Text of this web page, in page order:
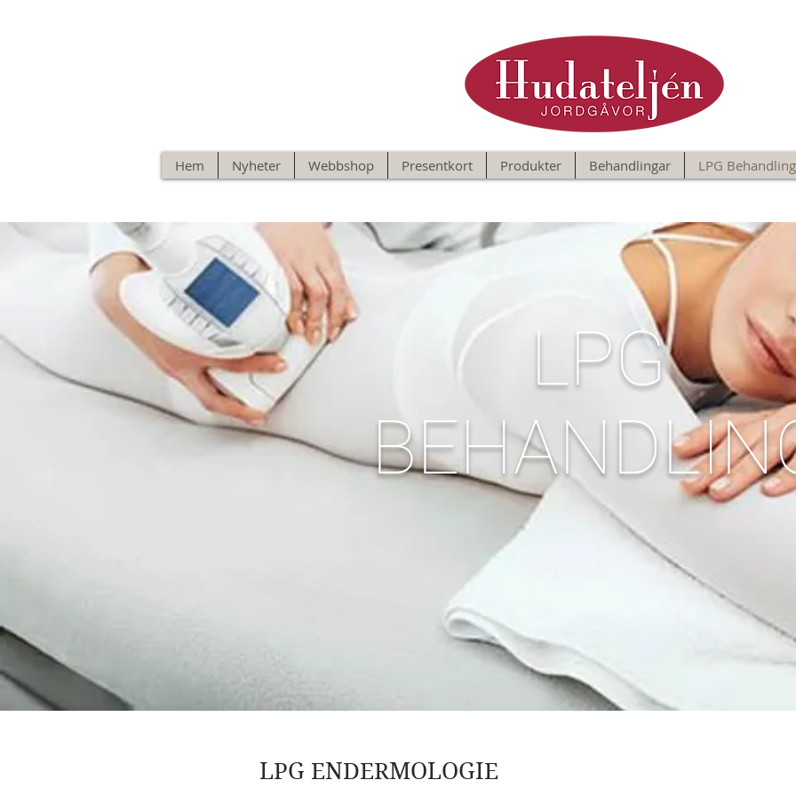
Hem Nyheter Webbshop Presentkort Produkter Behandlingar LPG Behandling
LPG
LPG ENDERMOLOGIE